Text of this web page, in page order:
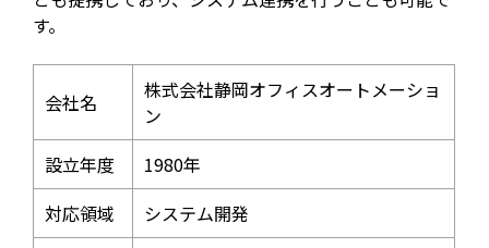
す。
会社名
株式会社静岡オフィスオートメーショ
ン
設立年度
1980年
対応領域
システム開発